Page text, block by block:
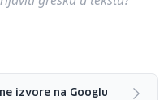
izvore na Googlu